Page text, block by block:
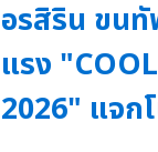
อรสิริน ขนทั
แรง
2026" แจก